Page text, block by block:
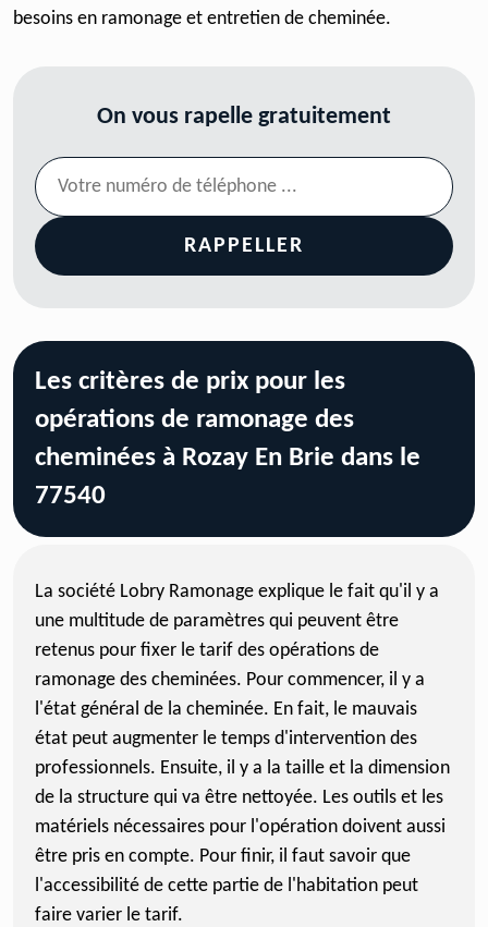
besoins en ramonage et entretien de cheminée.
On vous rapelle gratuitement
Les critères de prix pour les
opérations de ramonage des
cheminées à Rozay En Brie dans le
77540
La société Lobry Ramonage explique le fait qu'il y a
une multitude de paramètres qui peuvent être
retenus pour fixer le tarif des opérations de
ramonage des cheminées. Pour commencer, il y a
l'état général de la cheminée. En fait, le mauvais
état peut augmenter le temps d'intervention des
professionnels. Ensuite, il y a la taille et la dimension
de la structure qui va être nettoyée. Les outils et les
matériels nécessaires pour l'opération doivent aussi
être pris en compte. Pour finir, il faut savoir que
l'accessibilité de cette partie de l'habitation peut
faire varier le tarif.